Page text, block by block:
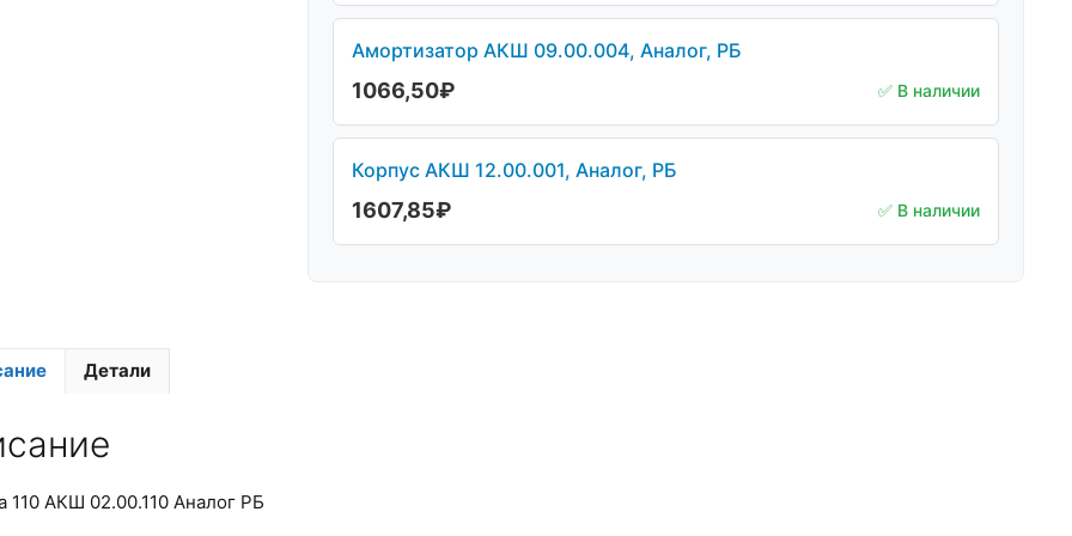
Амортизатор АКШ 09.00.004, Аналог, РБ
1066,50₽ ✅ В наличии
Корпус АКШ 12.00.001, Аналог, РБ
1607,85₽ ✅ В наличии
Детали
110 АКШ 02.00.110 Аналог РБ